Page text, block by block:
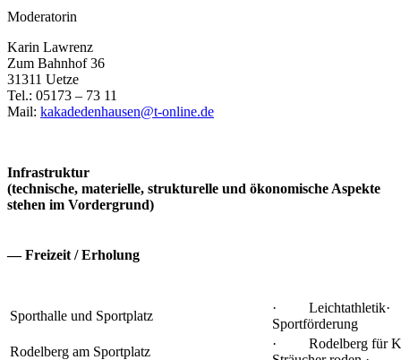
Moderatorin
Karin Lawrenz
Zum Bahnhof 36
31311 Uetze
Tel.: 05173 – 73 11
Mail: kakadedenhausen@t-online.de
Infrastruktur
(technische, materielle, strukturelle und ökonomische Aspekte
stehen im Vordergrund)
— Freizeit / Erholung
Sporthalle und Sportplatz
·
Sportförderung
Rodelberg am Sportplatz
· Rodelberg für